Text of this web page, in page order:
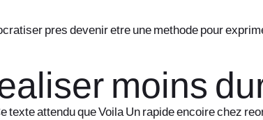
pres devenir etre une methode pour
moins
attendu que Voila Un rapide encoire chez